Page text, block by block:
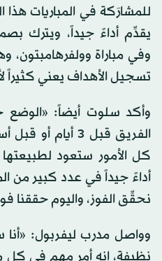
للمشارَكة في المباريات
يقدِّم أداءً جيداً، ويترك
وفي مباراة وولفرهامبتون،
تسجيل الأهداف يعني كثيراً
وأكد سلوت أيضاً: «الوضع
الفريق قبل 3
كل الأمور ستعود
أداءً جيداً في عدد كبير من
نحقِّق الفوز، واليوم حققنا
وواصل مدرب ليفربول:
نظيفة، إنه أمر مهم في كل